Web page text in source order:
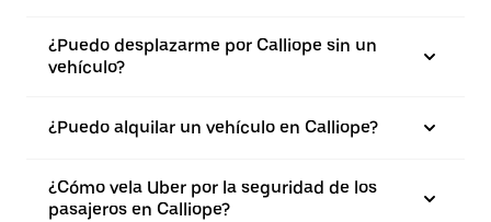
¿Puedo desplazarme por Calliope sin un
vehículo?
¿Puedo alquilar un vehículo en Calliope?
¿Cómo vela Uber por la seguridad de los
pasajeros en Calliope?